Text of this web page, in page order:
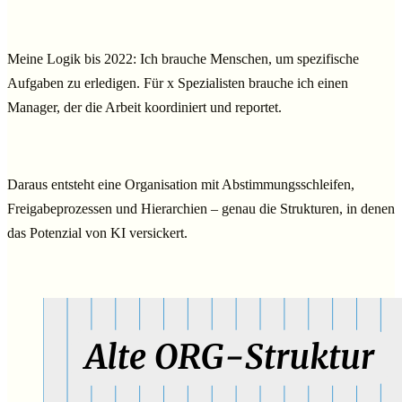
Meine Logik bis 2022: Ich brauche Menschen, um spezifische
Aufgaben zu erledigen. Für x Spezialisten brauche ich einen
Manager, der die Arbeit koordiniert und reportet.
Daraus entsteht eine Organisation mit Abstimmungsschleifen,
Freigabeprozessen und Hierarchien – genau die Strukturen, in denen
das Potenzial von KI versickert.